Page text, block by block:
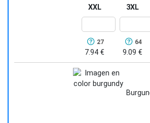
XXL
27
7.94 €
3XL
64
9.09 €